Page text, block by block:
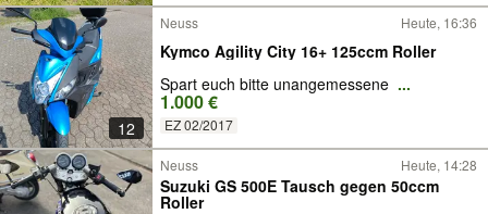
12
Neuss Heute, 16:36
Kymco Agility City 16+ 125ccm Roller
Spart euch bitte unangemessene ...
1.000 €
EZ 02/2017
Neuss Heute, 14:28
Suzuki GS 500E Tausch gegen 50ccm
Roller